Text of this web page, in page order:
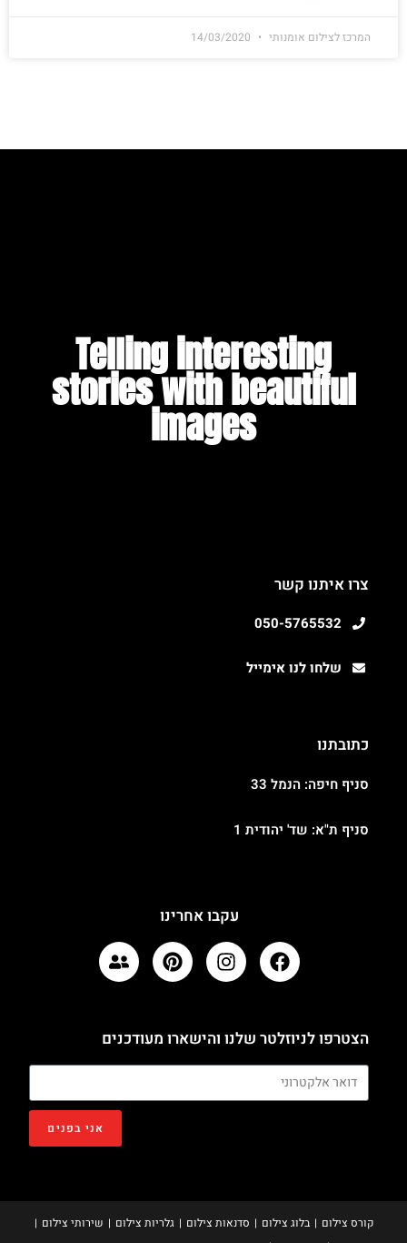
המרכז לצילום אומנותי
Telling interesting
stories with beautiful
images​
הצטרפו לניוזלטר שלנו והישארו מעודכנים
אני בפנים
עקבו אחרינו
כתובתנו
סניף חיפה: הנמל 33
סניף ת"א: שד' יהודית 1
צרו איתנו קשר
050-5765532
שלחו לנו אימייל
קורס צילום בלוג צילום סדנאות צילום גלריות צילום
שירותי צילום